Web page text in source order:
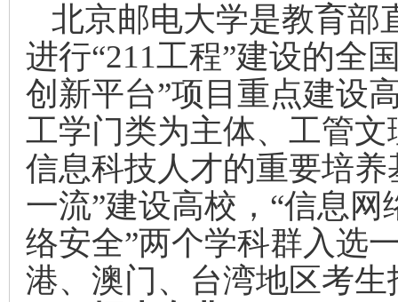
北京邮电大学是教育部
进行“211工程”建设的全
创新平台”项目重点建设
工学门类为主体、工管
信息科技人才的重要培养
一流”建设高校，“信息
络安全”两个学科群入选
港、澳门、台湾地区考